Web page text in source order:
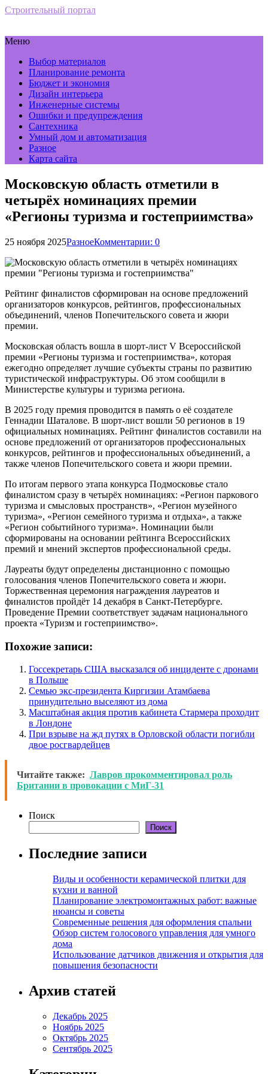
Строительный портал
Меню
Выбор материалов
Планирование ремонта
Бюджет и экономия
Дизайн интерьера
Инженерные системы
Ошибки и предупреждения
Сантехника
Умный дом и автоматизация
Разное
Карта сайта
Московскую область отметили в
четырёх номинациях премии
«Регионы туризма и гостеприимства»
25 ноября 2025РазноеКомментарии: 0
Рейтинг финалистов сформирован на основе предложений
организаторов конкурсов, рейтингов, профессиональных
объединений, членов Попечительского совета и жюри
премии.
Московская область вошла в шорт-лист V Всероссийской
премии «Регионы туризма и гостеприимства», которая
ежегодно определяет лучшие субъекты страны по развитию
туристической инфраструктуры. Об этом сообщили в
Министерстве культуры и туризма региона.
В 2025 году премия проводится в память о её создателе
Геннадии Шаталове. В шорт-лист вошли 50 регионов в 19
официальных номинациях. Рейтинг финалистов составили на
основе предложений от организаторов профессиональных
конкурсов, рейтингов и профессиональных объединений, а
также членов Попечительского совета и жюри премии.
По итогам первого этапа конкурса Подмосковье стало
финалистом сразу в четырёх номинациях: «Регион паркового
туризма и смысловых пространств», «Регион музейного
туризма», «Регион семейного туризма и отдыха», а также
«Регион событийного туризма». Номинации были
сформированы на основании рейтинга Всероссийских
премий и мнений экспертов профессиональной среды.
Лауреаты будут определены дистанционно с помощью
голосования членов Попечительского совета и жюри.
Торжественная церемония награждения лауреатов и
финалистов пройдёт 14 декабря в Санкт-Петербурге.
Проведение Премии соответствует задачам национального
проекта «Туризм и гостеприимство».
Похожие записи:
Госсекретарь США высказался об инциденте с дронами
в Польше
Семью экс-президента Киргизии Атамбаева
принудительно выселяют из дома
Масштабная акция против кабинета Стармера проходит
в Лондоне
При взрыве на жд путях в Орловской области погибли
двое росгвардейцев
Читайте также: Лавров прокомментировал роль
Британии в провокации с МиГ-31
Поиск
Поиск
Последние записи
Виды и особенности керамической плитки для
кухни и ванной
Планирование электромонтажных работ: важные
нюансы и советы
Современные решения для оформления спальни
Обзор систем голосового управления для умного
дома
Использование датчиков движения и открытия для
повышения безопасности
Архив статей
Декабрь 2025
Ноябрь 2025
Октябрь 2025
Сентябрь 2025